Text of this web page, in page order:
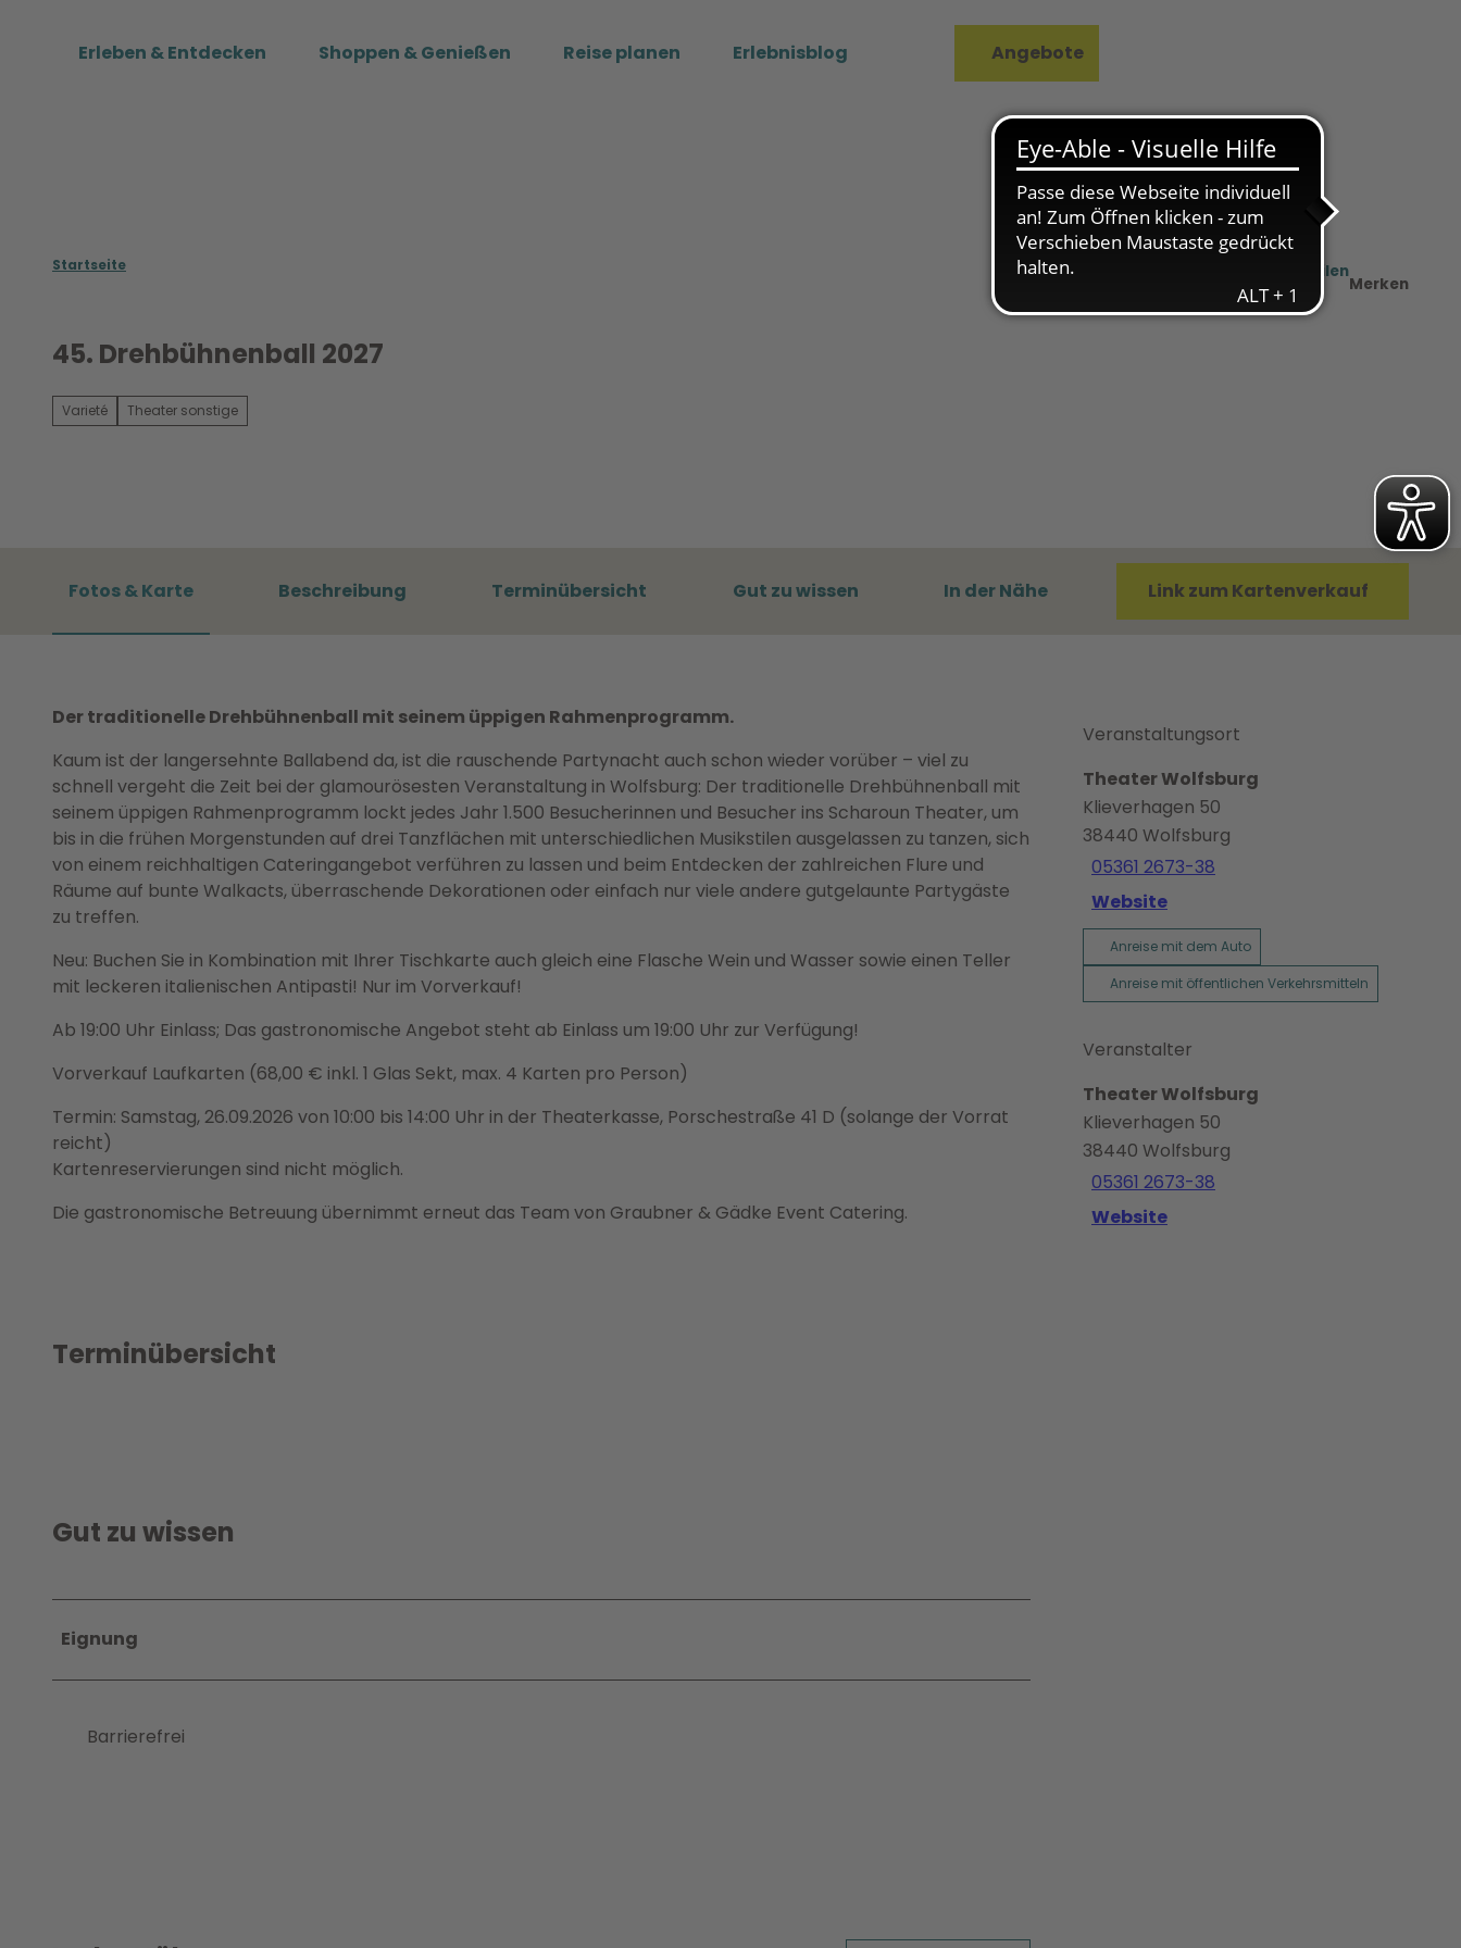
Erleben & Entdecken Shoppen & Genießen Reise planen Erlebnisblog Angebote
Startseite
PDF
Teilen
Merken
45. Drehbühnenball 2027
Varieté Theater sonstige
Fotos & Karte Beschreibung Terminübersicht Gut zu wissen In der Nähe Link zum Kartenverkauf
Der traditionelle Drehbühnenball mit seinem üppigen Rahmenprogramm.
Kaum ist der langersehnte Ballabend da, ist die rauschende Partynacht auch schon wieder vorüber – viel zu
schnell vergeht die Zeit bei der glamourösesten Veranstaltung in Wolfsburg: Der traditionelle Drehbühnenball mit
seinem üppigen Rahmenprogramm lockt jedes Jahr 1.500 Besucherinnen und Besucher ins Scharoun Theater, um
bis in die frühen Morgenstunden auf drei Tanzflächen mit unterschiedlichen Musikstilen ausgelassen zu tanzen, sich
von einem reichhaltigen Cateringangebot verführen zu lassen und beim Entdecken der zahlreichen Flure und
Räume auf bunte Walkacts, überraschende Dekorationen oder einfach nur viele andere gutgelaunte Partygäste
zu treffen.
Neu: Buchen Sie in Kombination mit Ihrer Tischkarte auch gleich eine Flasche Wein und Wasser sowie einen Teller
mit leckeren italienischen Antipasti! Nur im Vorverkauf!
Ab 19:00 Uhr Einlass; Das gastronomische Angebot steht ab Einlass um 19:00 Uhr zur Verfügung!
Vorverkauf Laufkarten (68,00 € inkl. 1 Glas Sekt, max. 4 Karten pro Person)
Termin: Samstag, 26.09.2026 von 10:00 bis 14:00 Uhr in der Theaterkasse, Porschestraße 41 D (solange der Vorrat
reicht)
Kartenreservierungen sind nicht möglich.
Die gastronomische Betreuung übernimmt erneut das Team von Graubner & Gädke Event Catering.
Terminübersicht
Gut zu wissen
Eignung
Barrierefrei
Veranstaltungsort
Theater Wolfsburg
Klieverhagen 50
38440 Wolfsburg
05361 2673-38
Website
Anreise mit dem Auto
Anreise mit öffentlichen Verkehrsmitteln
Veranstalter
Theater Wolfsburg
Klieverhagen 50
38440 Wolfsburg
05361 2673-38
Website